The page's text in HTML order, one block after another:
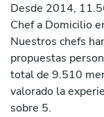
Desde 2014,
Chef a Domicilio
Nuestros chefs
propuestas
total de 9.510
valorado la
sobre 5.